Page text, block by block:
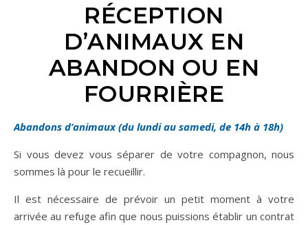
RÉCEPTION
D’ANIMAUX EN
ABANDON OU EN
FOURRIÈRE
Abandons d’animaux (du lundi au samedi, de 14h à 18h)
Si vous devez vous séparer de votre compagnon, nous
sommes là pour le recueillir.
Il est nécessaire de prévoir un petit moment à votre
arrivée au refuge afin que nous puissions établir un contrat